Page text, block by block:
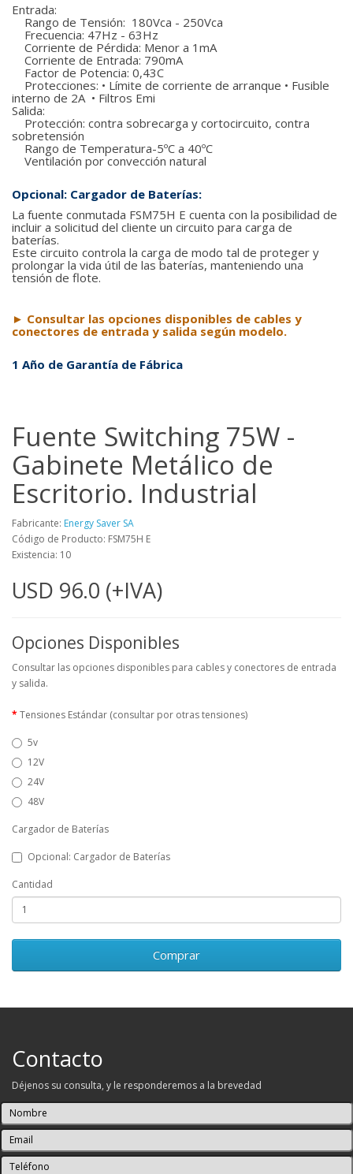
Entrada:
Rango de Tensión: 180Vca - 250Vca
Frecuencia: 47Hz - 63Hz
Corriente de Pérdida: Menor a 1mA
Corriente de Entrada: 790mA
Factor de Potencia: 0,43C
Protecciones: • Límite de corriente de arranque • Fusible
interno de 2A • Filtros Emi
Salida:
Protección: contra sobrecarga y cortocircuito, contra
sobretensión
Rango de Temperatura-5ºC a 40ºC
Ventilación por convección natural
Opcional: Cargador de Baterías:
La fuente conmutada FSM75H E cuenta con la posibilidad de
incluir a solicitud del cliente un circuito para carga de
baterías.
Este circuito controla la carga de modo tal de proteger y
prolongar la vida útil de las baterías, manteniendo una
tensión de flote.
► Consultar las opciones disponibles de cables y
conectores de entrada y salida según modelo.
1 Año de Garantía de Fábrica
Fuente Switching 75W -
Gabinete Metálico de
Escritorio. Industrial
Fabricante: Energy Saver SA
Código de Producto: FSM75H E
Existencia: 10
USD 96.0 (+IVA)
Opciones Disponibles
Consultar las opciones disponibles para cables y conectores de entrada
y salida.
Tensiones Estándar (consultar por otras tensiones)
5v
12V
24V
48V
Cargador de Baterías
Opcional: Cargador de Baterías
Cantidad
Comprar
Contacto
Déjenos su consulta, y le responderemos a la brevedad